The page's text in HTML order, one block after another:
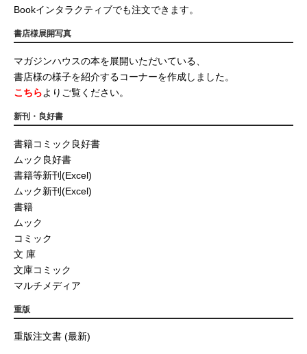
Bookインタラクティブでも注文できます。
書店様展開写真
マガジンハウスの本を展開いただいている、
書店様の様子を紹介するコーナーを作成しました。
こちらよりご覧ください。
新刊・良好書
書籍コミック良好書
ムック良好書
書籍等新刊(Excel)
ムック新刊(Excel)
書籍
ムック
コミック
文 庫
文庫コミック
マルチメディア
重版
重版注文書 (最新)